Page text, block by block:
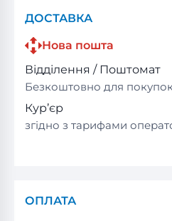
ДОСТАВКА
Нова пошта
Відділення / Поштомат
Безкоштовно для
Кур’єр
згідно з тарифами
ОПЛАТА